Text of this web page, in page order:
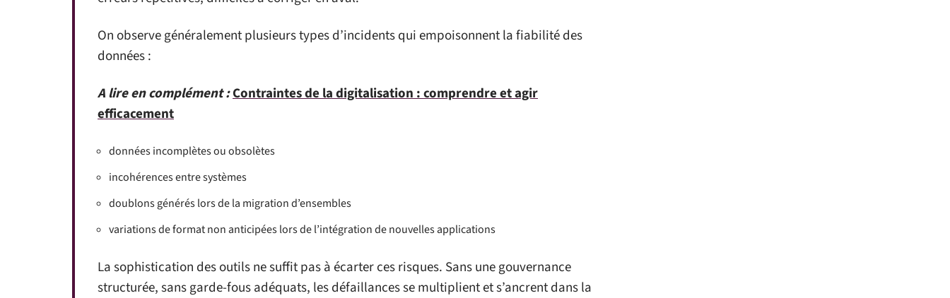
On observe généralement plusieurs types d’incidents qui empoisonnent la fiabilité des
données :
A lire en complément :Contraintes de la digitalisation : comprendre et agir
efficacement
données incomplètes ou obsolètes
incohérences entre systèmes
doublons générés lors de la migration d’ensembles
variations de format non anticipées lors de l’intégration de nouvelles applications
La sophistication des outils ne suffit pas à écarter ces risques. Sans une gouvernance
structurée, sans garde-fous adéquats, les défaillances se multiplient et s’ancrent dans la